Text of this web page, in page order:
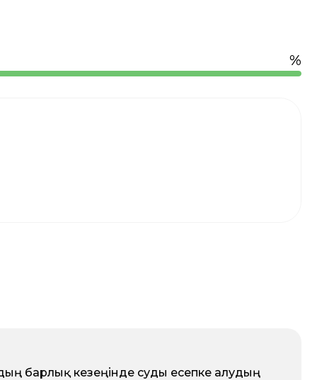
%
барлық кезеңінде суды есепке алудың